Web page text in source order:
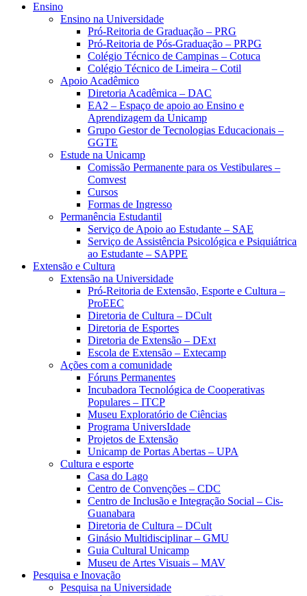
Ensino
Ensino na Universidade
Pró-Reitoria de Graduação – PRG
Pró-Reitoria de Pós-Graduação – PRPG
Colégio Técnico de Campinas – Cotuca
Colégio Técnico de Limeira – Cotil
Apoio Acadêmico
Diretoria Acadêmica – DAC
EA2 – Espaço de apoio ao Ensino e
Aprendizagem da Unicamp
Grupo Gestor de Tecnologias Educacionais –
GGTE
Estude na Unicamp
Comissão Permanente para os Vestibulares –
Comvest
Cursos
Formas de Ingresso
Permanência Estudantil
Serviço de Apoio ao Estudante – SAE
Serviço de Assistência Psicológica e Psiquiátrica
ao Estudante – SAPPE
Extensão e Cultura
Extensão na Universidade
Pró-Reitoria de Extensão, Esporte e Cultura –
ProEEC
Diretoria de Cultura – DCult
Diretoria de Esportes
Diretoria de Extensão – DExt
Escola de Extensão – Extecamp
Ações com a comunidade
Fóruns Permanentes
Incubadora Tecnológica de Cooperativas
Populares – ITCP
Museu Exploratório de Ciências
Programa UniversIdade
Projetos de Extensão
Unicamp de Portas Abertas – UPA
Cultura e esporte
Casa do Lago
Centro de Convenções – CDC
Centro de Inclusão e Integração Social – Cis-
Guanabara
Diretoria de Cultura – DCult
Ginásio Multidisciplinar – GMU
Guia Cultural Unicamp
Museu de Artes Visuais – MAV
Pesquisa e Inovação
Pesquisa na Universidade